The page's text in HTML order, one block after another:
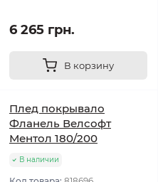
6 265 грн.
В корзину
Плед покрывало
Фланель Велсофт
Ментол 180/200
В наличии